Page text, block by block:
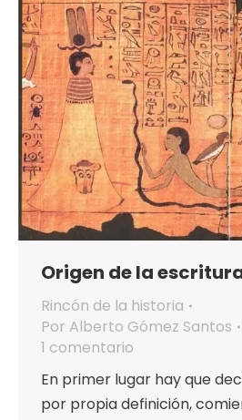
Origen de la
Rincón de la historia
Por Alberto Gómez Santos
1 comentario
En primer lugar hay que
por propia definición,